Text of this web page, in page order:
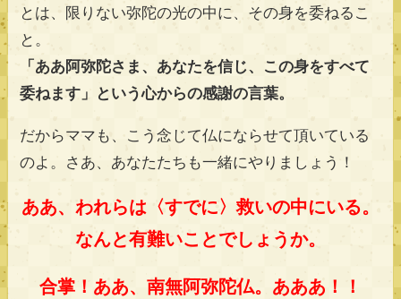
とは、限りない弥陀の光の中に、その身を委ねるこ
と。
「ああ阿弥陀さま、あなたを信じ、この身をすべて
委ねます」という心からの感謝の言葉。
だからママも、こう念じて仏にならせて頂いている
のよ。さあ、あなたたちも一緒にやりましょう！
ああ、われらは〈すでに〉救いの中にいる。
なんと有難いことでしょうか。
合掌！ああ、南無阿弥陀仏。あああ！！